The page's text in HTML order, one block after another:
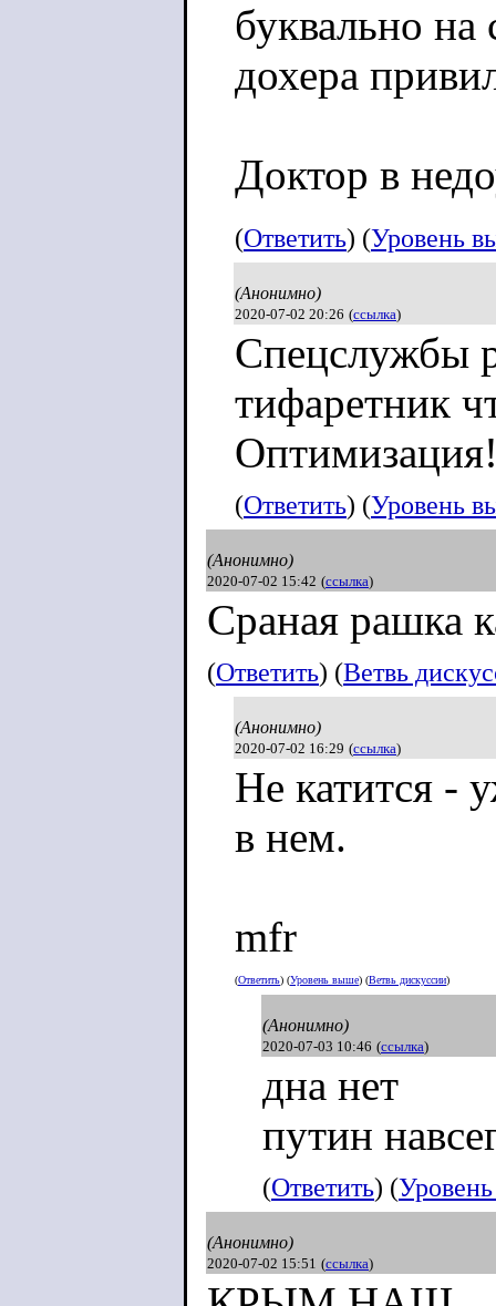
буквально
дохера
Доктор в
тогда
Почему жить
Мужик: "А-а-
понимаете,
(Ответить) (Уровень
(Анонимно)
2020-07-02 20:26 (ссылка)
Спецслужбы
тифаретник
(Ответить) (Уровень
(Анонимно)
2020-07-02 15:42 (ссылка)
Сраная рашка
(Ответить) (Ветвь
(Анонимно)
2020-07-02 16:29 (ссылка)
Не катится -
в нем.
mfr
(Ответить) (Уровень выше) (Ветвь дискуссии)
(Анонимно)
2020-07-03 10:46 (ссылка)
дна нет
путин
(Ответить) (
(Анонимно)
2020-07-02 15:51 (ссылка)